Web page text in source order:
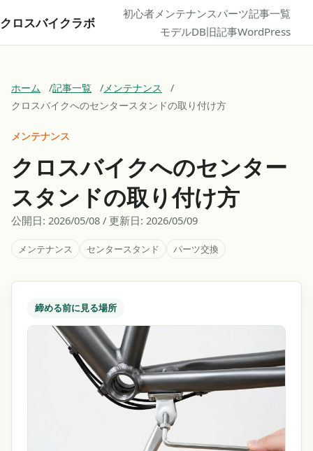
クロスバイクラボ
初心者メンテナンスパーツ記事一覧
モデルDB旧記事WordPress
ホーム 記事一覧
メンテナンス
クロスバイクへのセンタースタンドの取り付け方
メンテナンス
クロスバイクへのセンター
スタンドの取り付け方
公開日: 2026/05/08 / 更新日: 2026/05/09
メンテナンス センタースタンド パーツ交換
締める前に見る場所